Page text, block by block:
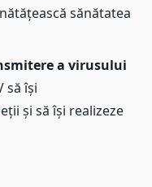
sănătatea
a virusului
să își
și să își realizeze